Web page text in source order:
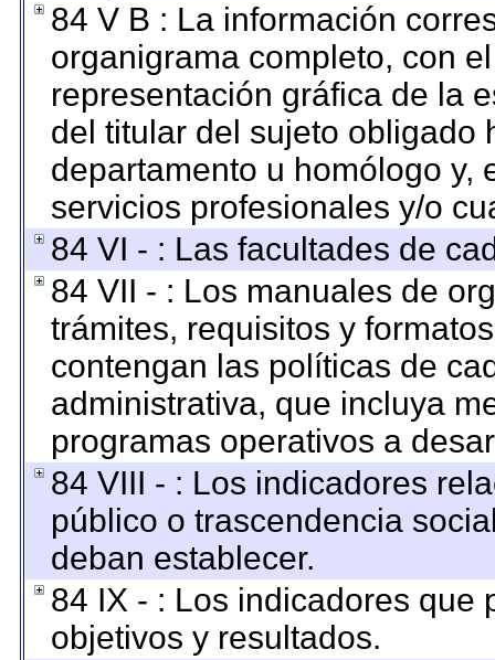
84 V B : La información
organigrama completo, con
representación gráfica de la
del titular del sujeto obligado
departamento u homólogo y,
servicios profesionales y/o
84 VI - : Las facultades de
84 VII - : Los manuales de
trámites, requisitos y
contengan las políticas de
administrativa, que incluya
programas operativos a
84 VIII - : Los indicadores
público o trascendencia
deban establecer.
84 IX - : Los indicadores que
objetivos y resultados.